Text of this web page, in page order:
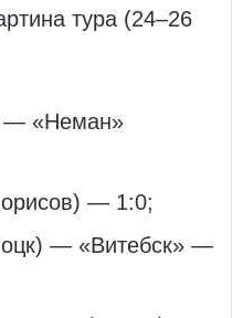
тура (24–26
— «Неман»
— 1:0;
— «Витебск» —